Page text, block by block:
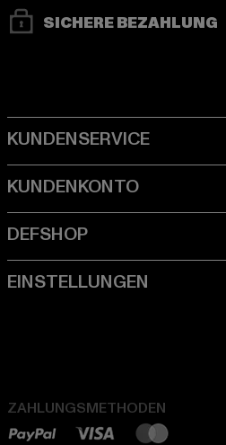
SICHERE BEZAHLUNG
ZAHLUNGSMETHODEN